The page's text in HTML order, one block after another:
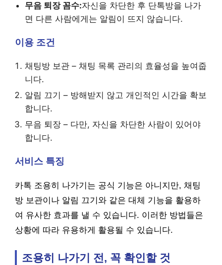
무음 퇴장 꼼수:자신을 차단한 후 단톡방을 나가
면 다른 사람에게는 알림이 뜨지 않습니다.
이용 조건
채팅방 보관 – 채팅 목록 관리의 효율성을 높여줍
니다.
알림 끄기 – 방해받지 않고 개인적인 시간을 확보
합니다.
무음 퇴장 – 다만, 자신을 차단한 사람이 있어야
합니다.
서비스 특징
카톡 조용히 나가기는 공식 기능은 아니지만, 채팅
방 보관이나 알림 끄기와 같은 대체 기능을 활용하
여 유사한 효과를 낼 수 있습니다. 이러한 방법들은
상황에 따라 유용하게 활용될 수 있습니다.
조용히 나가기 전, 꼭 확인할 것